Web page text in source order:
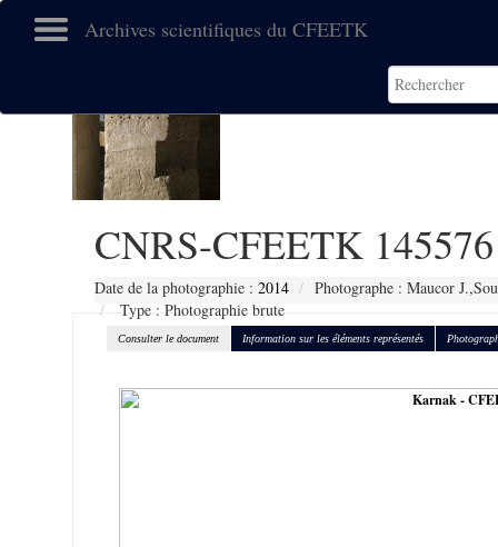
Archives scientifiques du CFEETK
CNRS-CFEETK 145576
Date de la photographie : 2014
Photographe : Maucor
Type : Photographie brute
Consulter le document Information sur les éléments représentés